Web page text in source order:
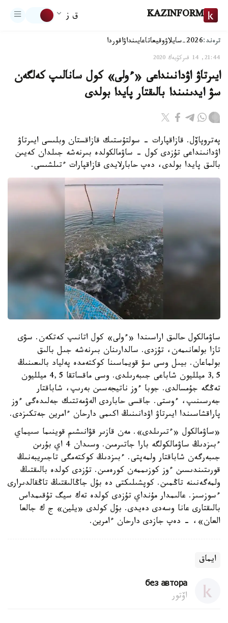
KAZINFORM ق ز
ترەند:2026-سايلاۋ وقيعاتاعايىنداۋاقوردا
21:44, 14 قىركۇيەك 2020
ايىرتاۋ اۋدانىنداعى «ءولى» كول سانالىپ كەلگەن
سۋ ايدىنىندا بالىقتار پايدا بولدى
پەتروپاۆل. قازاقپارات - سولتۇستىك قازاقستان وبلىسى ايىرتاۋ
اۋدانىنداعى تۇزدى كول - ساۋمالكولدە بىرنەشە جىلدان كەيىن
بالىق پايدا بولدى، دەپ حابارلايدى قازاقپارات ءتىلشىسى.
ساۋمالكول حالىق اراسىندا «ءولى» كول اتانىپ كەتكەن. سۋى
تازا بولعانىمەن، تۇزدى. سالدارىنان بىرنەشە جىل بالىق
بولماعان. بيىل وسى سۋ قويماسىنا كوكتەمدە پەلياد بالىعىنىڭ
3,5 ميلليون شاباعى جىبەرىلدى. وسى ماقساتقا 4,5 ميلليون
تەڭگە جۇمسالدى. جوبا ءوز ناتيجەسىن بەرىپ، شاباقتار
جەرسىنىپ، ءوستى. جاقسى حاباردى الەۋمەتتىك جەلىدەگى ءوز
پاراقشاسىندا ايىرتاۋ اۋدانىنىڭ اكىمى دارحان ءامرين جەتكىزدى.
«ساۋمالكول «ءتىرىلدى». مەن قازىر قۋانىشىم قوينىما سىيماي
ءبىزدىڭ ساۋمالكولگە بارا جاتىرمىن. وسىدان 4 اي بۇرىن
جىبەرگەن شاباقتار ولمەپتى. ءبىزدىڭ كوكتەمگى تاجىريبەنىڭ
قورىتىندىسىن ءوز كوزىممەن كورەمىن. تۇزدى كولدە بالىقتىڭ
ولمەگەنىنە تاڭمىن. كوپشىلىكتى دە بۇل جاڭالىقتىڭ تاڭقالدىرارى
ءسوزسىز. عالىمدار مۇنداي تۇزدى كولدە تەك سيگ تۇقىمداس
بالىقتارى عانا وسەدى دەيدى. بۇل كولدى «يلين» ج ك جالعا
العان»، - دەپ جازدى دارحان ءامرين.
ايماق
без автора
اۆتور